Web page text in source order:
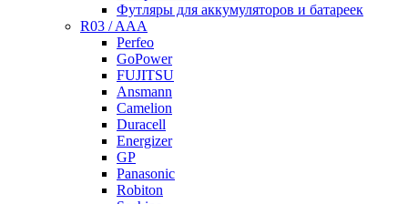
Футляры для аккумуляторов и батареек
R03 / AAA
Perfeo
GoPower
FUJITSU
Ansmann
Camelion
Duracell
Energizer
GP
Panasonic
Robiton